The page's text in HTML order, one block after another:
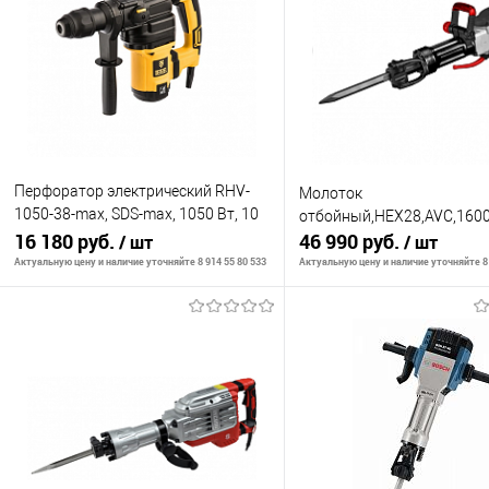
Перфоратор электрический RHV-
1050-38-max, SDS-max, 1050 Вт, 10
Дж, 2 плюс 1 реж.// Denzel
16 180 руб. / шт
Актуальную цену и наличие уточняйте 8 914 55 80 533
В избранное
В наличии
Молоток
46 990 руб. / шт
Актуальную цену и наличие уточняйте
В корзину
В избранное